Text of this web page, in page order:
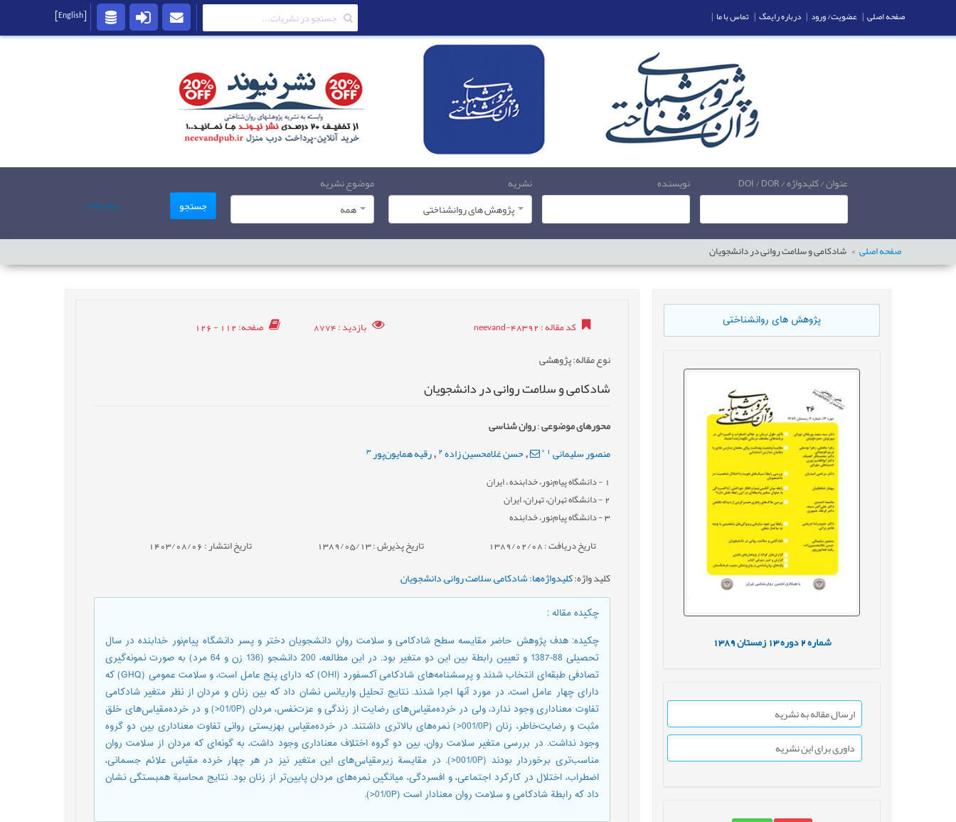
عنوان / کلیدواژه / DOI / DOR نویسنده
نشریه
پژوهش های روانشناختی
موضوع نشریه
همه
جستجو پیشرفته
صفحه اصلی شادکامی و سلامت روانی در دانشجویان
پژوهش های روانشناختی
شماره دوره13 زمستان1389
ارسال مقاله به نشریه
داوری برای این نشریه
کد مقاله: neevand-48392 بازدید: 8774 صفحه: 112 - 126
نوع مقاله: پژوهشی
شادکامی و سلامت روانی در دانشجویان
محورهای موضوعی:روان شناسی
منصور سلیمانی 1
*
,حسن غلامحسین زاده2
,رقیه همایون‌پور3
1 - دانشگاه پیام‌نور، خدابنده ، ایران
2- دانشگاه تهران، تهران، ایران
3- دانشگاه پیام‌نور، خدابنده
تاریخ دریافت : 1389/02/08 تاریخ پذیرش : 1389/05/13 تاریخ انتشار : 1403/08/06
کلید واژه:كليدواژه‌ها: شادکامی,سلامت روانی,دانشجویان,
چکیده مقاله:
چكيده: هدف پژوهش حاضر مقایسه سطح شادکامی و سلامت روانِ دانشجویان دختر و پسر دانشگاه پیام‌نور خدابنده در سال
تحصیلی 88-1387 و تعیین رابطة بین این دو متغیر بود. در این مطالعه، 200 دانشجو (136 زن و 64 مرد) به صورت نمونه‌گیری
تصادفی طبقه‌ای انتخاب شدند و پرسشنامه‌های شادکامی آکسفورد (OHI) که دارای پنج عامل است، و سلامت عمومی (GHQ) که
دارای چهار عامل است، در مورد آنها اجرا شدند. نتایج تحلیل واریانس نشان داد که بین زنان و مردان از نظر متغیر شادکامی
تفاوت معناداری وجود ندارد، ولی در خرده‌مقیاس‌های رضایت از زندگی و عزت‌نفس، مردان (01/0P<) و در خرده‌مقیاس‌های خلق
مثبت و رضایت‌خاطر، زنان (001/0P<) نمره‌های بالاتری داشتند. در خرده‌مقیاس بهزیستی روانی تفاوت معناداری بین دو گروه
وجود نداشت. در بررسی متغیر سلامت روان، بین دو گروه اختلاف معناداری وجود داشت، به گونه‌ای که مردان از سلامت روان
مناسب‌تری برخوردار بودند (001/0P<). در مقایسة زیرمقیاس‌های این متغیر نیز در هر چهار خرده مقیاس علائم جسمانی،
اضطراب، اختلال در کارکرد اجتماعی، و افسردگی، میانگین نمره‌های مردان پایین‌تر از زنان بود. نتایج محاسبة همبستگی نشان
داد که رابطة شادکامی و سلامت روان معنادار است (01/0P<).
صفحه اصلی | عضویت/ ورود | درباره رایمگ | تماس با ما |
[English]